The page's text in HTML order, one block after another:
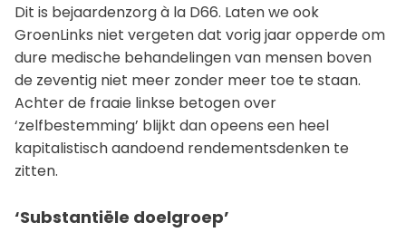
Dit is bejaardenzorg à la D66. Laten we ook
GroenLinks niet vergeten dat vorig jaar opperde om
dure medische behandelingen van mensen boven
de zeventig niet meer zonder meer toe te staan.
Achter de fraaie linkse betogen over
‘zelfbestemming’ blijkt dan opeens een heel
kapitalistisch aandoend rendementsdenken te
zitten.
‘Substantiële doelgroep’